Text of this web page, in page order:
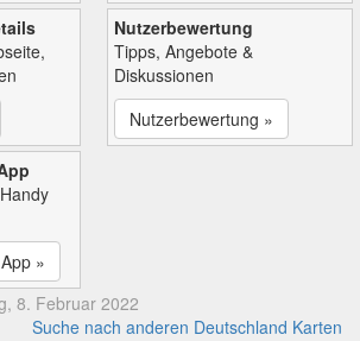
Nutzerbewertung
Tipps, Angebote &
Diskussionen
Nutzerbewertung »
»
8. Februar 2022
Suche nach anderen Deutschland Karten